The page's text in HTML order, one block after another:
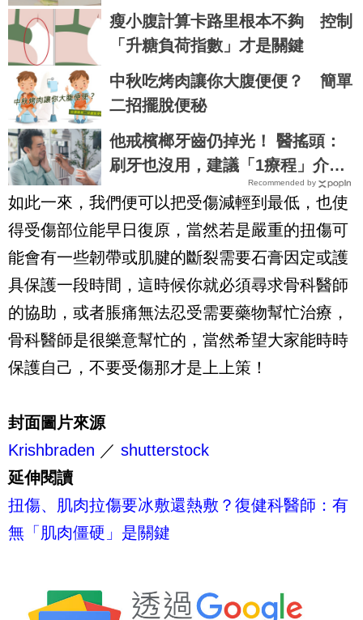
經、男性少精
瘦小腹計算卡路里根本不夠 控制
「升糖負荷指數」才是關鍵
中秋吃烤肉讓你大腹便便？ 簡單
二招擺脫便秘
他戒檳榔牙齒仍掉光！ 醫搖頭：
刷牙也沒用，建議「1療程」介入
Recommended by
如此一來，我們便可以把受傷減輕到最低，也使
得受傷部位能早日復原，當然若是嚴重的扭傷可
能會有一些韌帶或肌腱的斷裂需要石膏因定或護
具保護一段時間，這時候你就必須尋求骨科醫師
的協助，或者脹痛無法忍受需要藥物幫忙治療，
骨科醫師是很樂意幫忙的，當然希望大家能時時
保護自己，不要受傷那才是上上策！
封面圖片來源
Krishbraden ／ shutterstock
延伸閱讀
扭傷、肌肉拉傷要冰敷還熱敷？復健科醫師：有
無「肌肉僵硬」是關鍵